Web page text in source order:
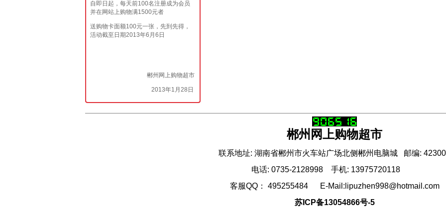
自即日起，每天前100名注册成为会员
并在网站上购物满1500元者
送购物卡面额100元一张，先到先得，
活动截至日期2013年6月6日
郴州网上购物超市
2013年1月28日
郴州网上购物超市
联系地址: 湖南省郴州市火车站广场北侧郴州电脑城 邮编:
电话: 0735-2128998 手机: 13975720118
客服QQ： 495255484 E-Mail:lipuzhen998@hotmail.com
苏ICP备13054866号-5